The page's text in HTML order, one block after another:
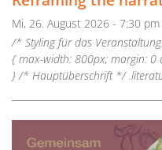
Mi, 26. August 2026 - 7:30 pm
/* Styling für das
{ max-width: 800px; margin: 0
} /* Hauptüberschrift */